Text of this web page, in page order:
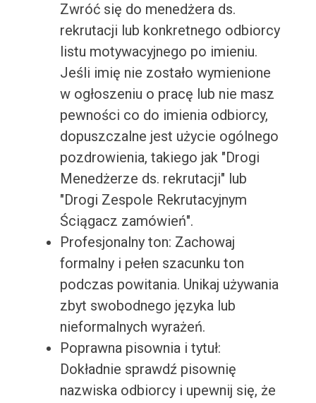
Zwróć się do menedżera ds.
rekrutacji lub konkretnego odbiorcy
listu motywacyjnego po imieniu.
Jeśli imię nie zostało wymienione
w ogłoszeniu o pracę lub nie masz
pewności co do imienia odbiorcy,
dopuszczalne jest użycie ogólnego
pozdrowienia, takiego jak "Drogi
Menedżerze ds. rekrutacji" lub
"Drogi Zespole Rekrutacyjnym
Ściągacz zamówień".
Profesjonalny ton: Zachowaj
formalny i pełen szacunku ton
podczas powitania. Unikaj używania
zbyt swobodnego języka lub
nieformalnych wyrażeń.
Poprawna pisownia i tytuł:
Dokładnie sprawdź pisownię
nazwiska odbiorcy i upewnij się, że